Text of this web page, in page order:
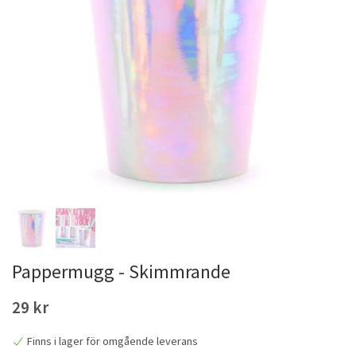
Pappermugg - Skimmrande
29 kr
Finns i lager för omgående leverans